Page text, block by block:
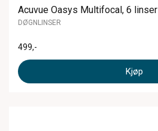
Acuvue Oasys Multifocal, 6 linser
DØGNLINSER
499,-
Kjøp